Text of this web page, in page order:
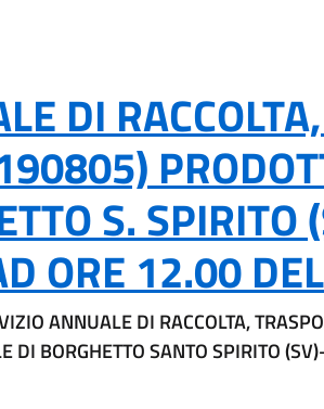
DI
S. SPIRITO
ORE 12.00
ANNUALE DI RACCOLTA,
DI BORGHETTO SANTO SPIRITO